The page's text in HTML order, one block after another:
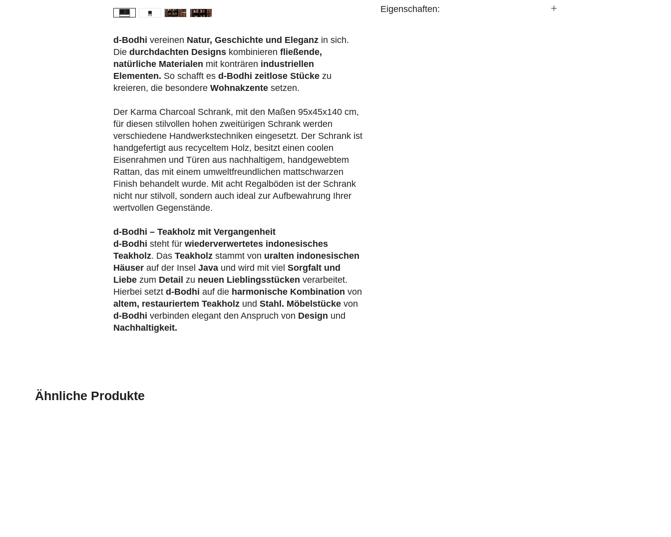
d-Bodhi vereinen Natur, Geschichte und Eleganz in sich.
Die durchdachten Designs kombinieren fließende,
natürliche Materialen mit konträren industriellen
Elementen. So schafft es d-Bodhi zeitlose Stücke zu
kreieren, die besondere Wohnakzente setzen.
Der Karma Charcoal Schrank, mit den Maßen 95x45x140 cm,
für diesen stilvollen hohen zweitürigen Schrank werden
verschiedene Handwerkstechniken eingesetzt. Der Schrank ist
handgefertigt aus recyceltem Holz, besitzt einen coolen
Eisenrahmen und Türen aus nachhaltigem, handgewebtem
Rattan, das mit einem umweltfreundlichen mattschwarzen
Finish behandelt wurde. Mit acht Regalböden ist der Schrank
nicht nur stilvoll, sondern auch ideal zur Aufbewahrung Ihrer
wertvollen Gegenstände.
d-Bodhi – Teakholz mit Vergangenheit
d-Bodhi steht für wiederverwertetes indonesisches
Teakholz. Das Teakholz stammt von uralten indonesischen
Häuser auf der Insel Java und wird mit viel Sorgfalt und
Liebe zum Detail zu neuen Lieblingsstücken verarbeitet.
Hierbei setzt d-Bodhi auf die harmonische Kombination von
altem, restauriertem Teakholz und Stahl. Möbelstücke von
d-Bodhi verbinden elegant den Anspruch von Design und
Nachhaltigkeit.
Eigenschaften:
Ähnliche Produkte